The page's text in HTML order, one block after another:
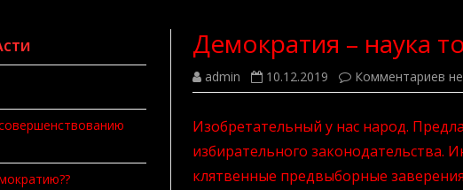
Я СОЗДАЮ ПАРТИЮ
ВСЯКАЯ ВСЯЧИНА Демократия – наука
admin 10.12.2019 Комментариев к
3
Изобретательный у нас народ.
избирательного законодательства.
клятвенные предвыборные